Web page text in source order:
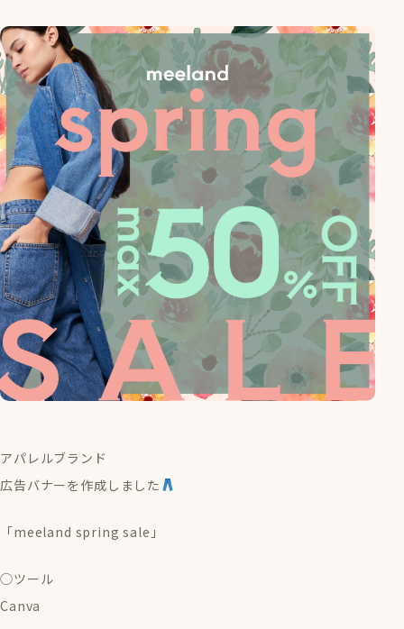
アパレルブランド
広告バナーを作成しました
「meeland spring sale」
◯ツール
Canva